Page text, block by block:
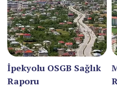
ERZURUM
ESKİŞEHİR
GAZİANTEP
GİRESUN
İpekyolu OSGB Sağlık
Raporu